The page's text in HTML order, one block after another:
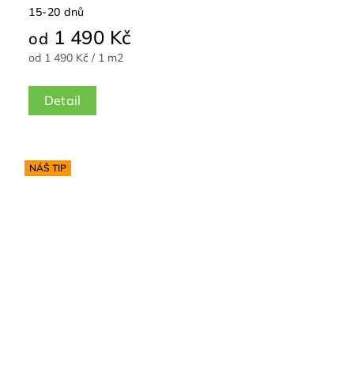
15-20 dnů
od 1 490 Kč
od 1 490 Kč / 1 m2
Detail
NÁŠ TIP